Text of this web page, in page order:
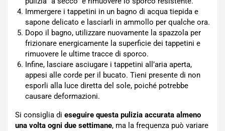
Immergere i tappetini in un bagno di acqua tiepida e
sapone delicato e lasciarli in ammollo per qualche ora.
Dopo il bagno, utilizzare nuovamente la spazzola per
frizionare energicamente la superficie dei tappetini e
rimuovere le ultime tracce di sporco.
Infine, lasciare asciugare i tappetini all’aria aperta,
appesi alle corde per il bucato. Tieni presente di non
esporli alla luce diretta del sole, poiché potrebbe
causare deformazioni.
Si consiglia di eseguire questa pulizia accurata almeno
una volta ogni due settimane, ma la frequenza può variare